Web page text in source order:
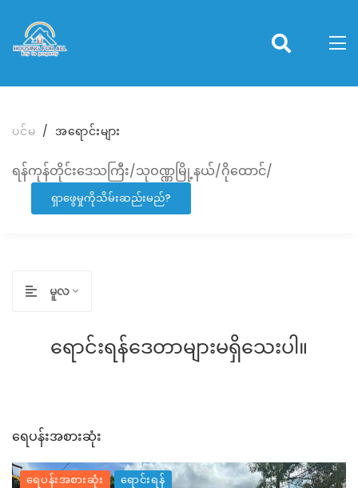
ပင်မ အရောင်းများ
ရန်ကုန်တိုင်းဒေသကြီး/သုဝဏ္ဏမြို့နယ်/ဂိုထောင်/
ရှာဖွေမှုကိုသိမ်းဆည်းမည်?
မူလ
ရောင်းရန်ဒေတာများမရှိသေးပါ။
ရေပန်းအစားဆုံး
ရေပန်းအစားဆုံး ရောင်းရန်